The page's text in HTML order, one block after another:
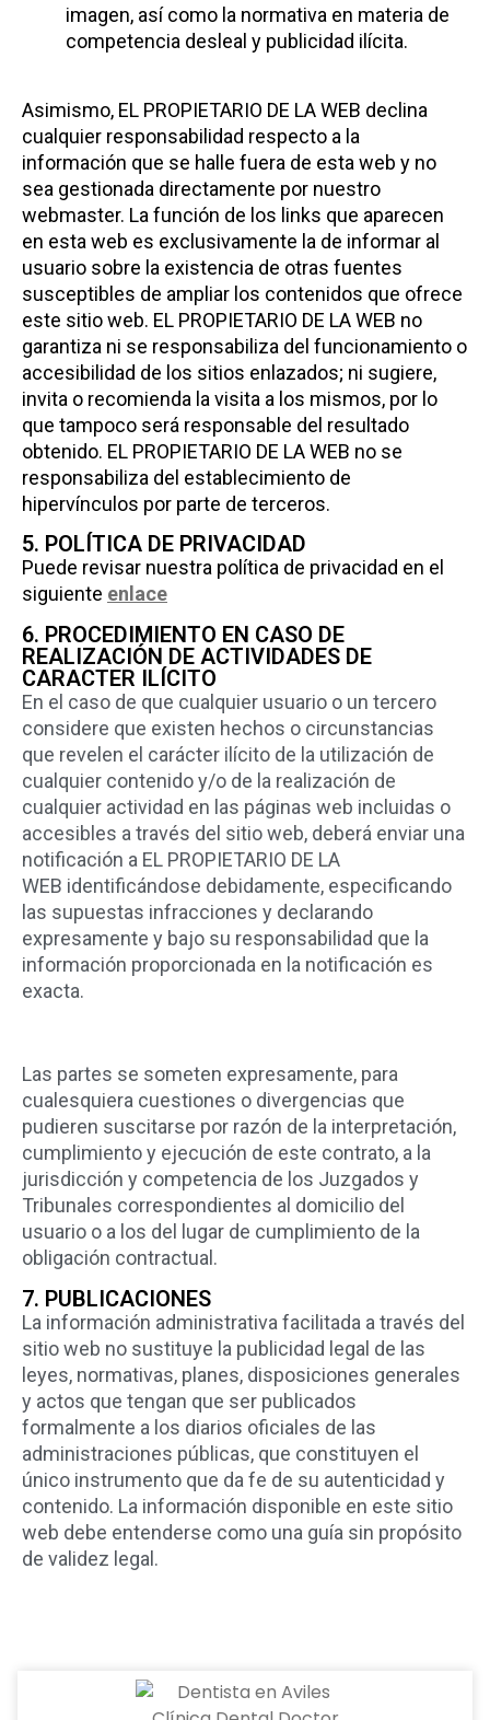
imagen, así como la normativa en materia de
competencia desleal y publicidad ilícita.
Asimismo, EL PROPIETARIO DE LA WEB declina
cualquier responsabilidad respecto a la
información que se halle fuera de esta web y no
sea gestionada directamente por nuestro
webmaster. La función de los links que aparecen
en esta web es exclusivamente la de informar al
usuario sobre la existencia de otras fuentes
susceptibles de ampliar los contenidos que ofrece
este sitio web. EL PROPIETARIO DE LA WEB no
garantiza ni se responsabiliza del funcionamiento o
accesibilidad de los sitios enlazados; ni sugiere,
invita o recomienda la visita a los mismos, por lo
que tampoco será responsable del resultado
obtenido. EL PROPIETARIO DE LA WEB no se
responsabiliza del establecimiento de
hipervínculos por parte de terceros.
5. POLÍTICA DE PRIVACIDAD
Puede revisar nuestra política de privacidad en el
siguiente enlace
6. PROCEDIMIENTO EN CASO DE
REALIZACIÓN DE ACTIVIDADES DE
CARACTER ILÍCITO
En el caso de que cualquier usuario o un tercero
considere que existen hechos o circunstancias
que revelen el carácter ilícito de la utilización de
cualquier contenido y/o de la realización de
cualquier actividad en las páginas web incluidas o
accesibles a través del sitio web, deberá enviar una
notificación a EL PROPIETARIO DE LA
WEB identificándose debidamente, especificando
las supuestas infracciones y declarando
expresamente y bajo su responsabilidad que la
información proporcionada en la notificación es
exacta.
Las partes se someten expresamente, para
cualesquiera cuestiones o divergencias que
pudieren suscitarse por razón de la interpretación,
cumplimiento y ejecución de este contrato, a la
jurisdicción y competencia de los Juzgados y
Tribunales correspondientes al domicilio del
usuario o a los del lugar de cumplimiento de la
obligación contractual.
7. PUBLICACIONES
La información administrativa facilitada a través del
sitio web no sustituye la publicidad legal de las
leyes, normativas, planes, disposiciones generales
y actos que tengan que ser publicados
formalmente a los diarios oficiales de las
administraciones públicas, que constituyen el
único instrumento que da fe de su autenticidad y
contenido. La información disponible en este sitio
web debe entenderse como una guía sin propósito
de validez legal.